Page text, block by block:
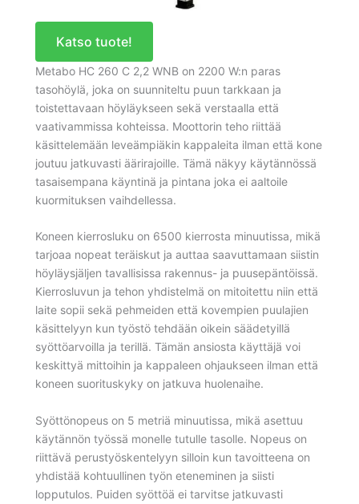
Katso tuote!
Metabo HC 260 C 2,2 WNB on 2200 W:n paras
tasohöylä, joka on suunniteltu puun tarkkaan ja
toistettavaan höyläykseen sekä verstaalla että
vaativammissa kohteissa. Moottorin teho riittää
käsittelemään leveämpiäkin kappaleita ilman että kone
joutuu jatkuvasti äärirajoille. Tämä näkyy käytännössä
tasaisempana käyntinä ja pintana joka ei aaltoile
kuormituksen vaihdellessa.
Koneen kierrosluku on 6500 kierrosta minuutissa, mikä
tarjoaa nopeat teräiskut ja auttaa saavuttamaan siistin
höyläysjäljen tavallisissa rakennus- ja puusepäntöissä.
Kierrosluvun ja tehon yhdistelmä on mitoitettu niin että
laite sopii sekä pehmeiden että kovempien puulajien
käsittelyyn kun työstö tehdään oikein säädetyillä
syöttöarvoilla ja terillä. Tämän ansiosta käyttäjä voi
keskittyä mittoihin ja kappaleen ohjaukseen ilman että
koneen suorituskyky on jatkuva huolenaihe.
Syöttönopeus on 5 metriä minuutissa, mikä asettuu
käytännön työssä monelle tutulle tasolle. Nopeus on
riittävä perustyöskentelyyn silloin kun tavoitteena on
yhdistää kohtuullinen työn eteneminen ja siisti
lopputulos. Puiden syöttöä ei tarvitse jatkuvasti